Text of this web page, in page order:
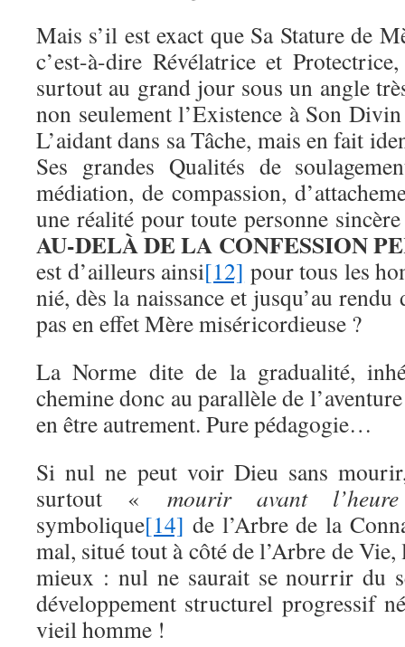
Mais s’il est exact que Sa Stature de
c’est-à-dire Révélatrice et
surtout au grand jour sous un angle
non seulement l’Existence à Son
L’aidant dans sa Tâche, mais en fait
Ses grandes Qualités de
médiation, de compassion,
une réalité pour toute personne
AU-DELÀ DE LA CONFESSION
est d’ailleurs ainsi[12] pour tous les
nié, dès la naissance et jusqu’au
pas en effet Mère miséricordieuse ?
La Norme dite de la gradualité,
chemine donc au parallèle de
en être autrement. Pure pédagogie…
Si nul ne peut voir Dieu sans
surtout « mourir avant
symbolique[14] de l’Arbre de la
mal, situé tout à côté de l’Arbre de
mieux : nul ne saurait se nourrir du
développement structurel progressif
vieil homme !